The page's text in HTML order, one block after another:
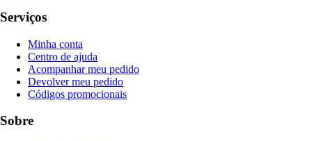
Serviços
Minha conta
Centro de ajuda
Acompanhar meu pedido
Devolver meu pedido
Códigos promocionais
Sobre